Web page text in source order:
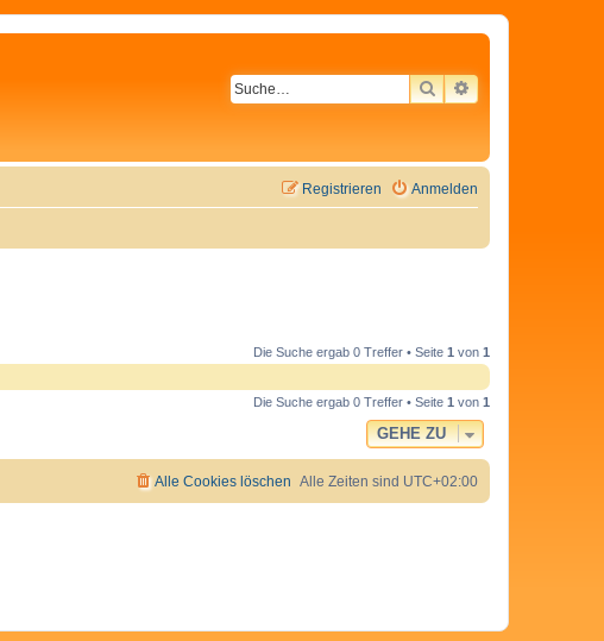
SUCHEERWEITERTE
Anmelden
Registrieren
Die Suche ergab 0 Treffer • Seite 1 von 1
Die Suche ergab 0 Treffer • Seite 1 von 1
GEHE ZU
Alle Zeiten sind UTC+02:00
Alle Cookies löschen